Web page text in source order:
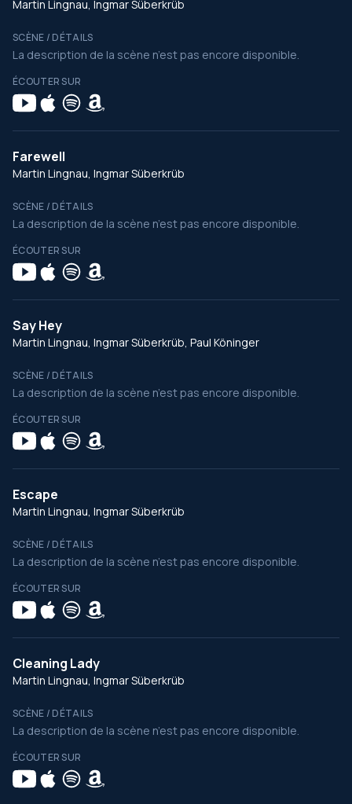
Martin Lingnau, Ingmar Süberkrüb
SCÈNE / DÉTAILS
La description de la scène n’est pas encore disponible.
ÉCOUTER SUR
Farewell
Martin Lingnau, Ingmar Süberkrüb
SCÈNE / DÉTAILS
La description de la scène n’est pas encore disponible.
ÉCOUTER SUR
Say Hey
Martin Lingnau, Ingmar Süberkrüb, Paul Köninger
SCÈNE / DÉTAILS
La description de la scène n’est pas encore disponible.
ÉCOUTER SUR
Escape
Martin Lingnau, Ingmar Süberkrüb
SCÈNE / DÉTAILS
La description de la scène n’est pas encore disponible.
ÉCOUTER SUR
Cleaning Lady
Martin Lingnau, Ingmar Süberkrüb
SCÈNE / DÉTAILS
La description de la scène n’est pas encore disponible.
ÉCOUTER SUR